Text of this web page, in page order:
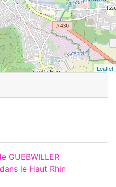
Leaflet
GUEBWILLER
le Haut Rhin